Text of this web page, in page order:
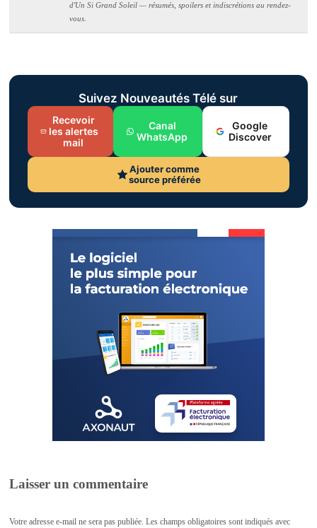
d'Un Si Grand Soleil — résumés, spoilers et indiscrétions au rendez-
vous.
Suivez Nouveautés Télé sur
Recevoir
les alertes
mail
Canal
WhatsApp
Google
Discover
Ajouter comme
source préférée
Laisser un commentaire
Votre adresse e-mail ne sera pas publiée. Les champs obligatoires sont indiqués avec